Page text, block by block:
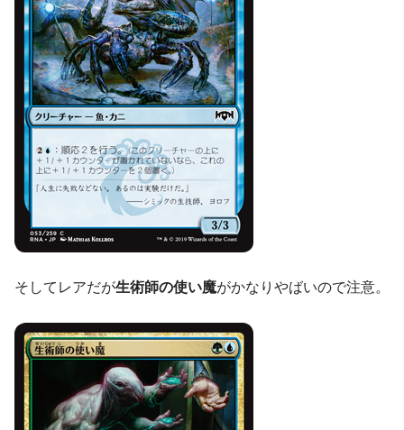
そしてレアだが生術師の使い魔がかなりやばいので注意。